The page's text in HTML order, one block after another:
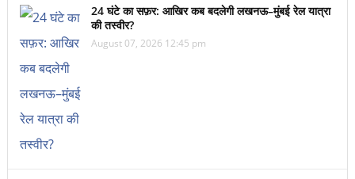
24 घंटे का सफ़र: आखिर कब बदलेगी लखनऊ–मुंबई रेल यात्रा
की तस्वीर?
August 07, 2026 12:45 pm